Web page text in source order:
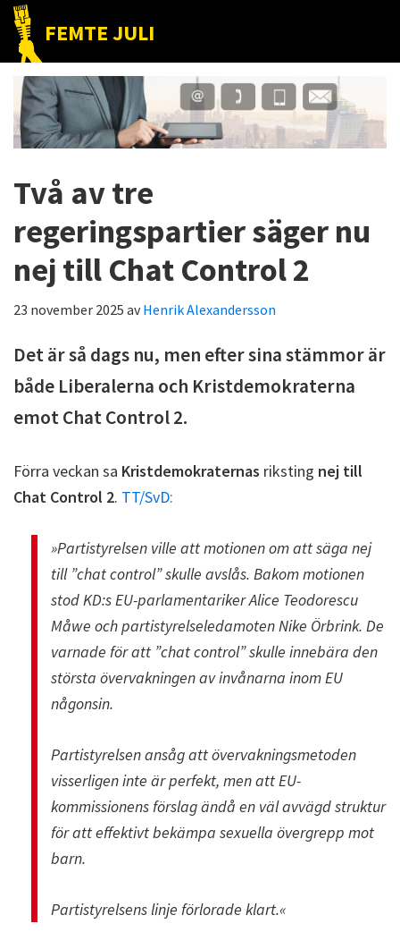
Hoppa
huvudnavigering
Hoppa
huvudinnehåll
Hoppa
det
primära
sidofältet
FEMTE JULI
Nätet
till
folket!
Två av tre
regeringspartier säger nu
nej till Chat Control 2
23 november 2025 avHenrik Alexandersson
Det är så dags nu, men efter sina stämmor är
både Liberalerna och Kristdemokraterna
emot Chat Control 2.
Förra veckan sa Kristdemokraternas riksting nej till
Chat Control 2. TT/SvD:
»Partistyrelsen ville att motionen om att säga nej
till ”chat control” skulle avslås. Bakom motionen
stod KD:s EU-parlamentariker Alice Teodorescu
Måwe och partistyrelseledamoten Nike Örbrink. De
varnade för att ”chat control” skulle innebära den
största övervakningen av invånarna inom EU
någonsin.
Partistyrelsen ansåg att övervakningsmetoden
visserligen inte är perfekt, men att EU-
kommissionens förslag ändå en väl avvägd struktur
för att effektivt bekämpa sexuella övergrepp mot
barn.
Partistyrelsens linje förlorade klart.«